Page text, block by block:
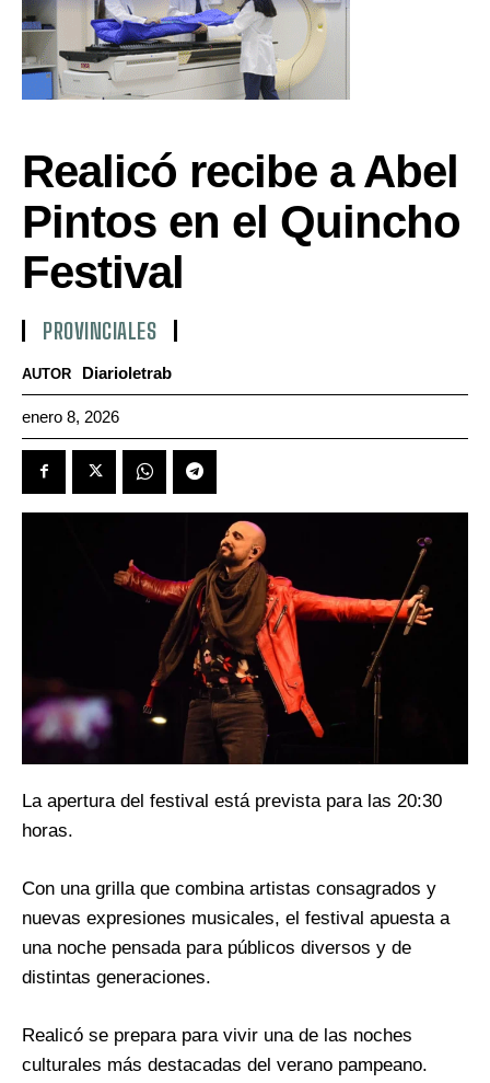
Realicó recibe a Abel
Pintos en el Quincho
Festival
PROVINCIALES
AUTOR Diarioletrab
enero 8, 2026
La apertura del festival está prevista para las 20:30
horas.
Con una grilla que combina artistas consagrados y
nuevas expresiones musicales, el festival apuesta a
una noche pensada para públicos diversos y de
distintas generaciones.
Realicó se prepara para vivir una de las noches
culturales más destacadas del verano pampeano.